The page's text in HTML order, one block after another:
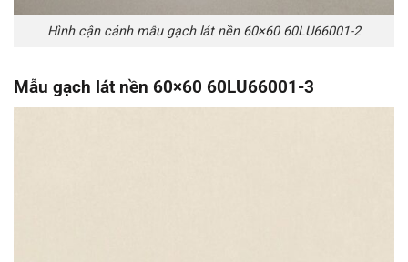
Hình cận cảnh mẫu gạch lát nền 60×60 60LU66001-2
Mẫu gạch lát nền 60×60 60LU66001-3